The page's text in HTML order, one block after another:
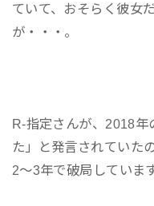
ていて、おそらく彼女
が・・・。
R-指定さんが、2018年
た」と発言されていた
2～3年で破局しています